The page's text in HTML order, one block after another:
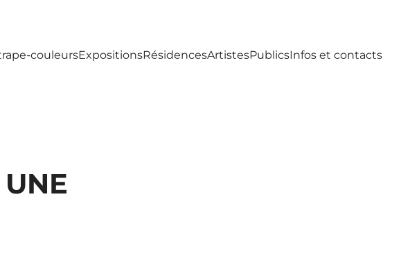
couleursExpositionsRésidencesArtistesPublicsInfos et contacts